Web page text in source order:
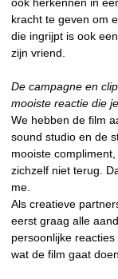
kracht te geven om
die ingrijpt is ook
zijn vriend.
De campagne en
mooiste reactie die
We hebben de film
sound studio en de
mooiste
zichzelf niet terug.
me.
Als creatieve
eerst graag alle
persoonlijke
wat de film gaat